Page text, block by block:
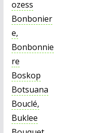
ozess
Bonbonier
e,
Bonbonnie
re
Boskop
Botsuana
Bouclé,
Buklee